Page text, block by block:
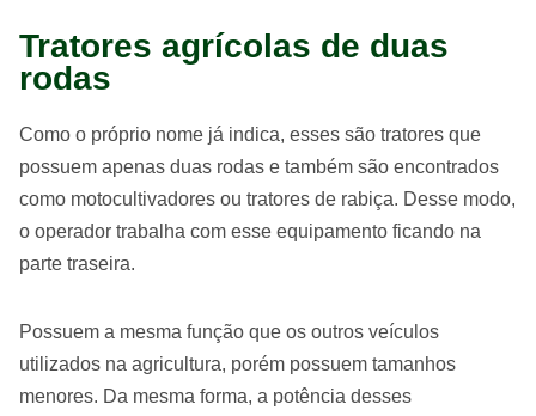
Tratores agrícolas de duas
rodas
Como o próprio nome já indica, esses são tratores que
possuem apenas duas rodas e também são encontrados
como motocultivadores ou tratores de rabiça. Desse modo,
o operador trabalha com esse equipamento ficando na
parte traseira.
Possuem a mesma função que os outros veículos
utilizados na agricultura, porém possuem tamanhos
menores. Da mesma forma, a potência desses